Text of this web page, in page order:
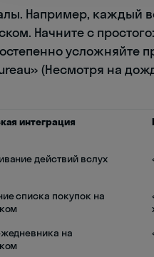
Например, каждый
Начните с
усложняйте
(Несмотря на
интеграция
действий вслух
списка покупок на
на